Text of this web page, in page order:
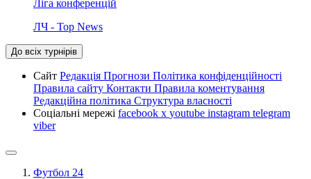
Ліга конференцій
ЛЧ - Top News
До всіх турнірів
Сайт Редакція Прогнози Політика конфіденційності
Правила сайту Контакти Правила коментування
Редакційна політика Структура власності
Соціальні мережі facebook x youtube instagram telegram
viber
Футбол 24